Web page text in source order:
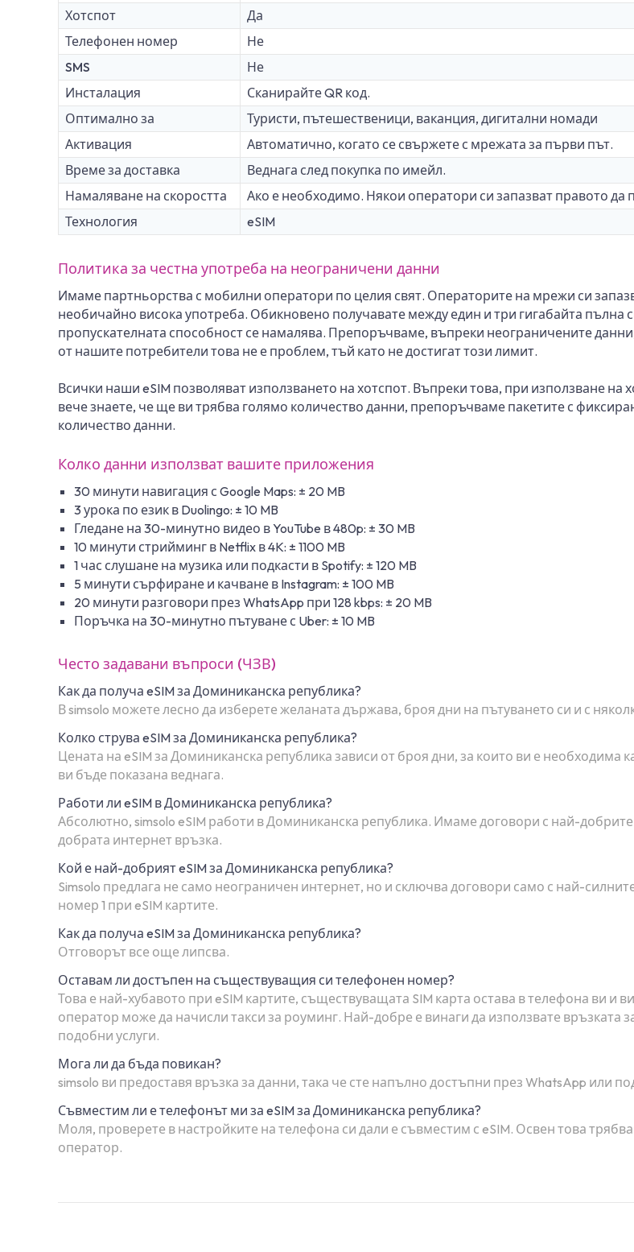
Хотспот
Да
Телефонен номер
Не
SMS
Не
Инсталация
Сканирайте QR код.
Оптимално за
Туристи, пътешественици, ваканция, дигитални номади
Активация
Автоматично, когато се свържете с мрежата за първи път.
Време за доставка
Веднага след покупка по имейл.
Намаляване на скоростта
Ако е необходимо. Някои оператори си запазват правото да
Технология
eSIM
Политика за честна употреба на неограничени данни
Имаме партньорства с мобилни оператори по целия свят. Операторите на мрежи си
необичайно висока употреба. Обикновено получавате между един и три гигабайта пълна
пропускателната способност се намалява. Препоръчваме, въпреки неограничените
от нашите потребители това не е проблем, тъй като не достигат този лимит.
Всички наши eSIM позволяват използването на хотспот. Въпреки това, при използване на
вече знаете, че ще ви трябва голямо количество данни, препоръчваме пакетите с
количество данни.
Колко данни използват вашите приложения
30 минути навигация с Google Maps: ± 20 MB
3 урока по език в Duolingo: ± 10 MB
Гледане на 30-минутно видео в YouTube в 480p: ± 30 MB
10 минути стрийминг в Netflix в 4K: ± 1100 MB
1 час слушане на музика или подкасти в Spotify: ± 120 MB
5 минути сърфиране и качване в Instagram: ± 100 MB
20 минути разговори през WhatsApp при 128 kbps: ± 20 MB
Поръчка на 30-минутно пътуване с Uber: ± 10 MB
Често задавани въпроси (ЧЗВ)
Как да получа eSIM за Доминиканска република?
В simsolo можете лесно да изберете желаната държава, броя дни на пътуването си и с
Колко струва eSIM за Доминиканска република?
Цената на eSIM за Доминиканска република зависи от броя дни, за които ви е
ви бъде показана веднага.
Работи ли eSIM в Доминиканска република?
Абсолютно, simsolo eSIM работи в Доминиканска република. Имаме договори с най-
добрата интернет връзка.
Кой е най-добрият eSIM за Доминиканска република?
Simsolo предлага не само неограничен интернет, но и сключва договори само с най-
номер 1 при eSIM картите.
Как да получа eSIM за Доминиканска република?
Отговорът все още липсва.
Оставам ли достъпен на съществуващия си телефонен номер?
Това е най-хубавото при eSIM картите, съществуващата SIM карта остава в телефона ви и
оператор може да начисли такси за роуминг. Най-добре е винаги да използвате връзката
подобни услуги.
Мога ли да бъда повикан?
simsolo ви предоставя връзка за данни, така че сте напълно достъпни през WhatsApp или
Съвместим ли е телефонът ми за eSIM за Доминиканска република?
Моля, проверете в настройките на телефона си дали е съвместим с eSIM. Освен това
оператор.